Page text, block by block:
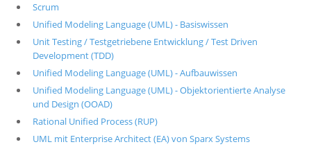
Scrum
Unified Modeling Language (UML) - Basiswissen
Unit Testing / Testgetriebene Entwicklung / Test Driven
Development (TDD)
Unified Modeling Language (UML) - Aufbauwissen
Unified Modeling Language (UML) - Objektorientierte Analyse
und Design (OOAD)
Rational Unified Process (RUP)
UML mit Enterprise Architect (EA) von Sparx Systems